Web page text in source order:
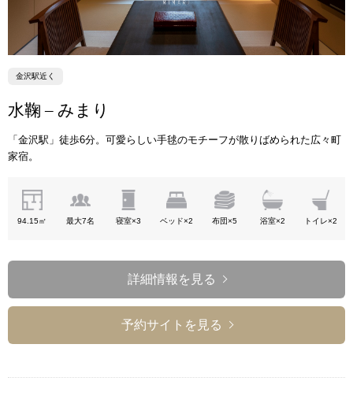
金沢駅近く
水鞠 – みまり
「金沢駅」徒歩6分。可愛らしい手毬のモチーフが散りばめられた広々町
家宿。
94.15㎡ 最大7名 寝室×3 ベッド×2 布団×5 浴室×2 トイレ×2
詳細情報を見る
予約サイトを見る